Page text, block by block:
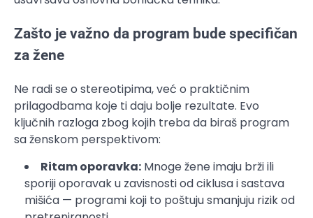
Zašto je važno da program bude specifičan
za žene
Ne radi se o stereotipima, već o praktičnim
prilagodbama koje ti daju bolje rezultate. Evo
ključnih razloga zbog kojih treba da biraš program
sa ženskom perspektivom:
Ritam oporavka: Mnoge žene imaju brži ili
sporiji oporavak u zavisnosti od ciklusa i sastava
mišića — programi koji to poštuju smanjuju rizik od